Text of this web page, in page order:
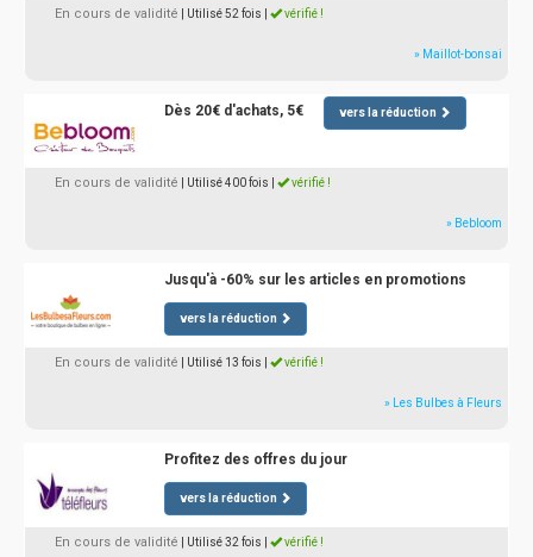
En cours de validité | Utilisé 52 fois vérifié !
» Maillot-bonsai
Dès 20€ d'achats, 5€ vers la réduction
En cours de validité | Utilisé 400 fois vérifié !
» Bebloom
Jusqu'à -60% sur les articles en promotions
vers la réduction
En cours de validité | Utilisé 13 fois vérifié !
» Les Bulbes à Fleurs
Profitez des offres du jour
vers la réduction
En cours de validité | Utilisé 32 fois vérifié !